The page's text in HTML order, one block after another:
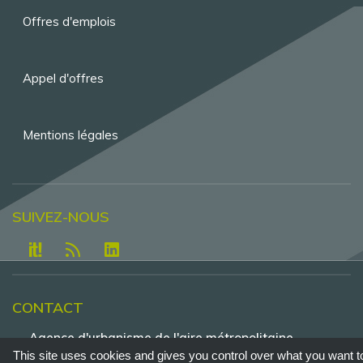
de
Offres d'emplois
Appel d'offres
Mentions légales
CONTACT
Agence d'urbanisme de l'aire métropolitaine
lyonnaise - Tour Part-Dieu, 23e étage , 129 rue
SUIVEZ-NOUS
This site uses cookies and gives you control over what you want